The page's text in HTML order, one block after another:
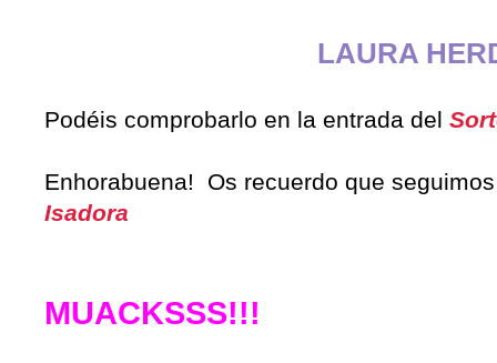
LAURA
Podéis comprobarlo en la entrada del
Enhorabuena! Os recuerdo que
Isadora
MUACKSSS!!!